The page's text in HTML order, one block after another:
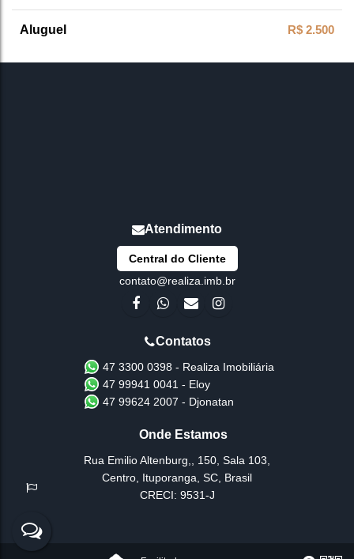
R$ 2.500
Central do Cliente
contato@realiza.imb.br
47 3300 0398 - Realiza Imobiliária
47 99941 0041 - Eloy
47 99624 2007 - Djonatan
Rua Emilio Altenburg, 150 Sala 103
Centro Ituporanga SC Brasil
CRECI: 9531-J